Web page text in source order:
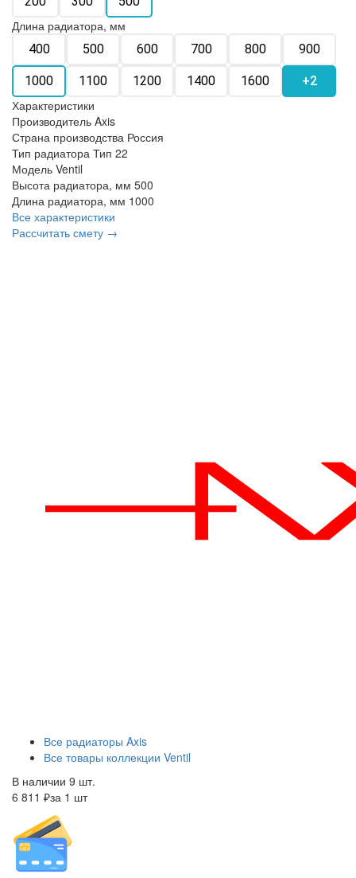
Длина радиатора, мм
400 500 600 700 800 900
1000 1100 1200 1400 1600 +2
Характеристики
Производитель Axis
Страна производства Россия
Тип радиатора Тип 22
Модель Ventil
Высота радиатора, мм 500
Длина радиатора, мм 1000
Все характеристики
Рассчитать смету →
Все радиаторы Axis
Все товары коллекции Ventil
В наличии 9 шт.
6 811 ₽за 1 шт